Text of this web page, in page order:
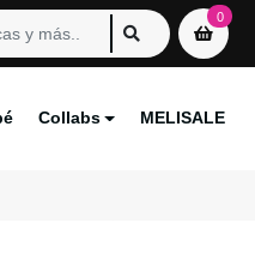
0
Collabs MELISALE